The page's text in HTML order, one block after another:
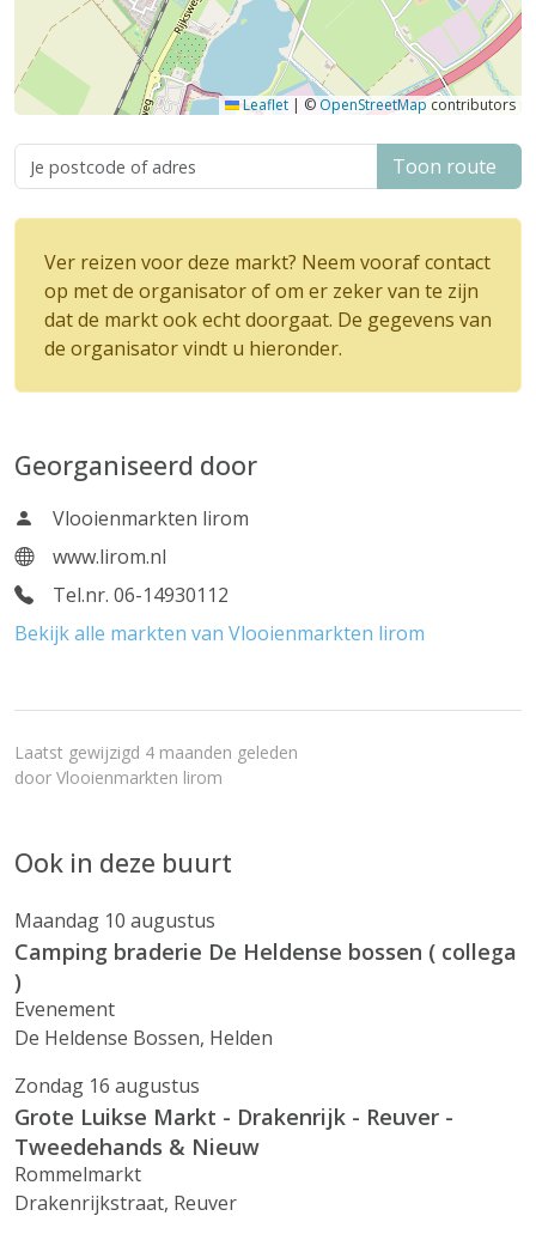
Leaflet | © OpenStreetMap contributors
Toon route
Ver reizen voor deze markt? Neem vooraf contact
op met de organisator of om er zeker van te zijn
dat de markt ook echt doorgaat. De gegevens van
de organisator vindt u hieronder.
Georganiseerd door
Vlooienmarkten lirom
www.lirom.nl
Tel.nr. 06-14930112
Bekijk alle markten van Vlooienmarkten lirom
Laatst gewijzigd 4 maanden geleden
door Vlooienmarkten lirom
Ook in deze buurt
Maandag 10 augustus
Camping braderie De Heldense bossen ( collega
)
Evenement
De Heldense Bossen, Helden
Zondag 16 augustus
Grote Luikse Markt - Drakenrijk - Reuver -
Tweedehands & Nieuw
Rommelmarkt
Drakenrijkstraat, Reuver